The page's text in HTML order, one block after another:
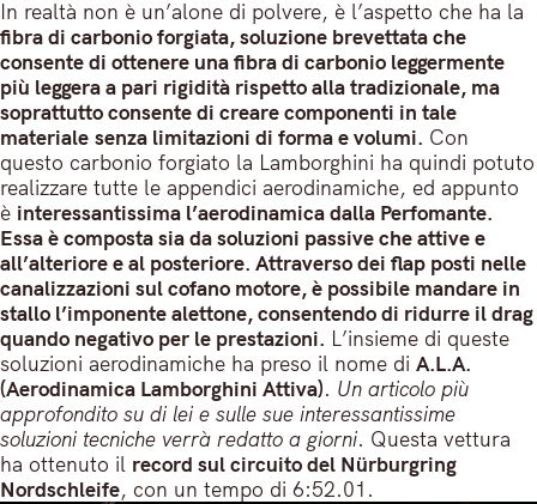
In realtà non è un’alone di polvere, è l’aspetto che ha la
fibra di carbonio forgiata, soluzione brevettata che
consente di ottenere una fibra di carbonio leggermente
più leggera a pari rigidità rispetto alla tradizionale, ma
soprattutto consente di creare componenti in tale
materiale senza limitazioni di forma e volumi. Con
questo carbonio forgiato la Lamborghini ha quindi potuto
realizzare tutte le appendici aerodinamiche, ed appunto
è interessantissima l’aerodinamica dalla Perfomante.
Essa è composta sia da soluzioni passive che attive e
all’alteriore e al posteriore. Attraverso dei flap posti nelle
canalizzazioni sul cofano motore, è possibile mandare in
stallo l’imponente alettone, consentendo di ridurre il drag
quando negativo per le prestazioni. L’insieme di queste
soluzioni aerodinamiche ha preso il nome di A.L.A.
(Aerodinamica Lamborghini Attiva). Un articolo più
approfondito su di lei e sulle sue interessantissime
soluzioni tecniche verrà redatto a giorni. Questa vettura
ha ottenuto il record sul circuito del Nürburgring
Nordschleife, con un tempo di 6:52.01.